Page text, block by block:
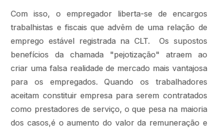
Com isso, o empregador liberta-se de encargos
trabalhistas e fiscais que advêm de uma relação de
emprego estável registrada na CLT. Os supostos
benefícios da chamada "pejotização" atraem ao
criar uma falsa realidade de mercado mais vantajosa
para os empregados. Quando os trabalhadores
aceitam constituir empresa para serem contratados
como prestadores de serviço, o que pesa na maioria
dos casos,é o aumento do valor da remuneração e